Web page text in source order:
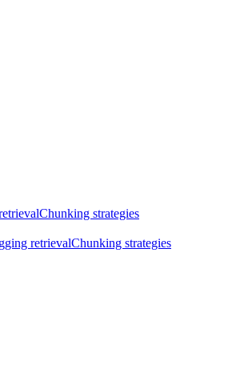
Chunking strategies
retrievalChunking strategies